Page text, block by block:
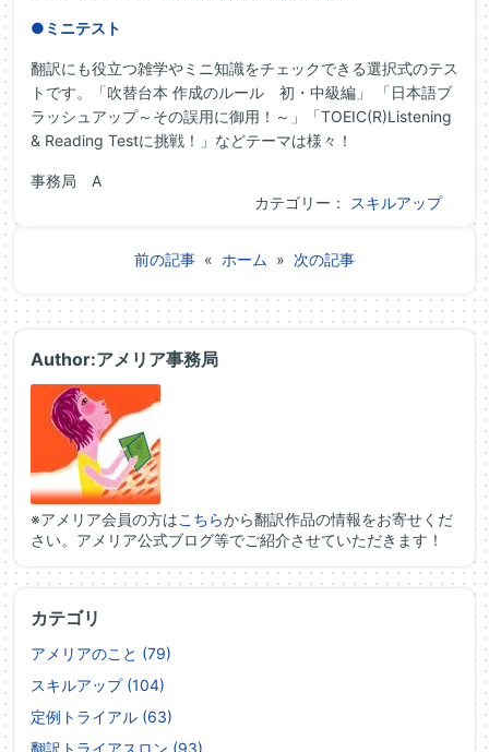
●ミニテスト
翻訳にも役立つ雑学やミニ知識をチェックできる選択式のテス
トです。「吹替台本 作成のルール 初・中級編」 「日本語ブ
ラッシュアップ～その誤用に御用！～」「TOEIC(R)Listening
& Reading Testに挑戦！」などテーマは様々！
事務局 A
カテゴリー：
スキルアップ
前の記事 « ホーム » 次の記事
Author:アメリア事務局
※アメリア会員の方はこちらから翻訳作品の情報をお寄せくだ
さい。アメリア公式ブログ等でご紹介させていただきます！
カテゴリ
アメリアのこと (79)
スキルアップ (104)
定例トライアル (63)
翻訳トライアスロン (93)